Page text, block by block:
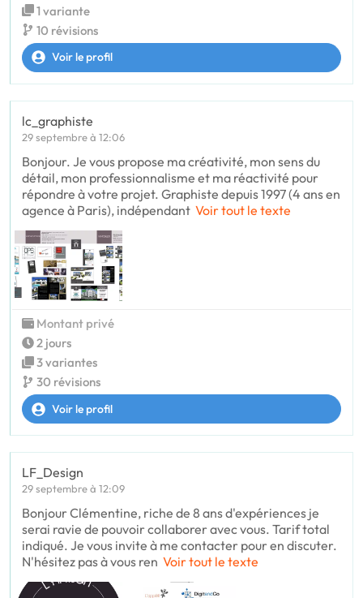
1 variante
10 révisions
Voir le profil
lc_graphiste
29 septembre à 12:06
Bonjour. Je vous propose ma créativité, mon sens du
détail, mon professionnalisme et ma réactivité pour
répondre à votre projet. Graphiste depuis 1997 (4 ans en
agence à Paris), indépendant Voir tout le texte
Montant privé
2 jours
3 variantes
30 révisions
Voir le profil
LF_Design
29 septembre à 12:09
Bonjour Clémentine, riche de 8 ans d'expériences je
serai ravie de pouvoir collaborer avec vous. Tarif total
indiqué. Je vous invite à me contacter pour en discuter.
N'hésitez pas à vous ren Voir tout le texte